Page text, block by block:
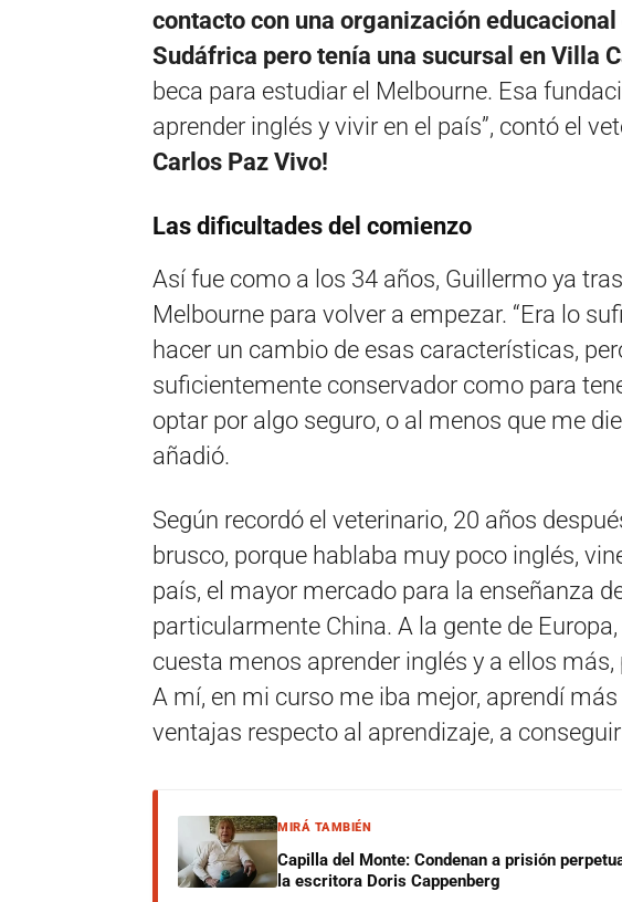
contacto con una organización
Sudáfrica pero tenía una sucursal en Villa
beca para estudiar el Melbourne. Esa
aprender inglés y vivir en el país”, contó el
Carlos Paz Vivo!
Las dificultades del comienzo
Así fue como a los 34 años, Guillermo ya
Melbourne para volver a empezar. “Era lo
hacer un cambio de esas características,
suficientemente conservador como para
optar por algo seguro, o al menos que me
añadió.
Según recordó el veterinario, 20 años
brusco, porque hablaba muy poco inglés,
país, el mayor mercado para la enseñanza
particularmente China. A la gente de
cuesta menos aprender inglés y a ellos
A mí, en mi curso me iba mejor, aprendí
ventajas respecto al aprendizaje, a
MIRÁ TAMBIÉN
Capilla del Monte: Condenan a prisión
la escritora Doris Cappenberg